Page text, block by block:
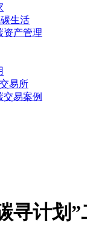
生活
资产管理
易所
交易案例
寻计划